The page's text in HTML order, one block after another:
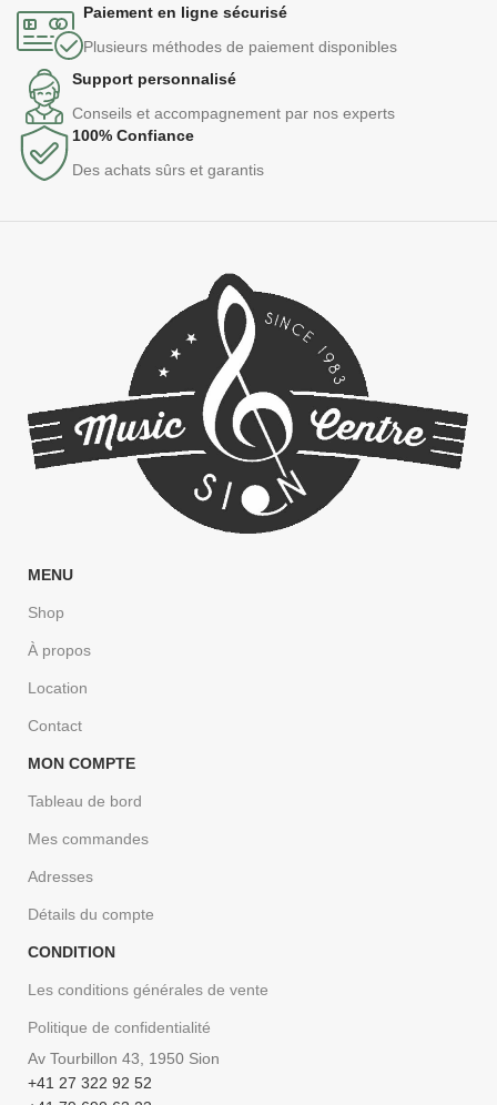
Paiement en ligne sécurisé
Plusieurs méthodes de paiement disponibles
Support personnalisé
Conseils et accompagnement par nos experts
100% Confiance
Des achats sûrs et garantis
MENU
Shop
À propos
Location
Contact
MON COMPTE
Tableau de bord
Mes commandes
Adresses
Détails du compte
CONDITION
Les conditions générales de vente
Politique de confidentialité
Av Tourbillon 43, 1950 Sion
+41 27 322 92 52